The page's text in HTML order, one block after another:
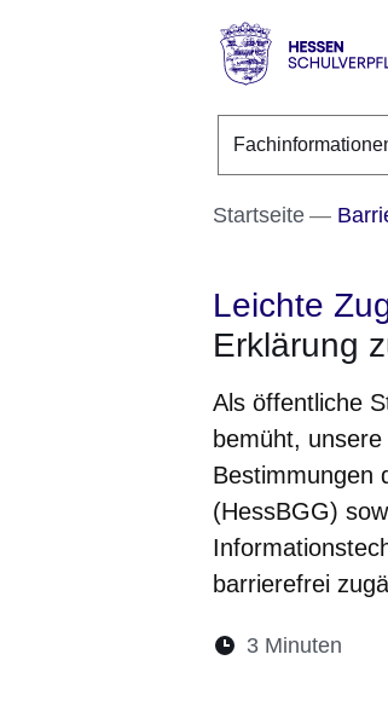
Direkt
Direkt
Direkt
Startseite
Leichte
Erklärung
Als öffentliche
bemüht,
Bestimmungen
(HessBGG)
barrierefrei
Lesedauer:
3 Minuten